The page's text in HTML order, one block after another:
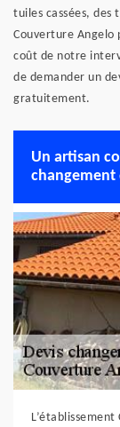
tuiles cassées, des
Couverture Angelo
coût de notre
de demander un
gratuitement.
Un artisan
changement